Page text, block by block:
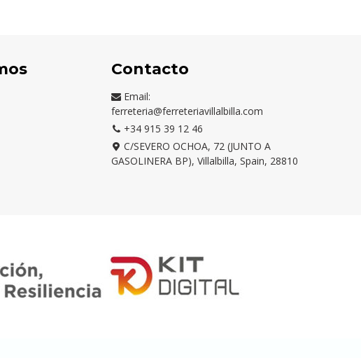
Contacto
Email:
ferreteria@ferreteriavillalbilla.com
+34 915 39 12 46
C/SEVERO OCHOA, 72 (JUNTO A
GASOLINERA BP), Villalbilla, Spain, 28810